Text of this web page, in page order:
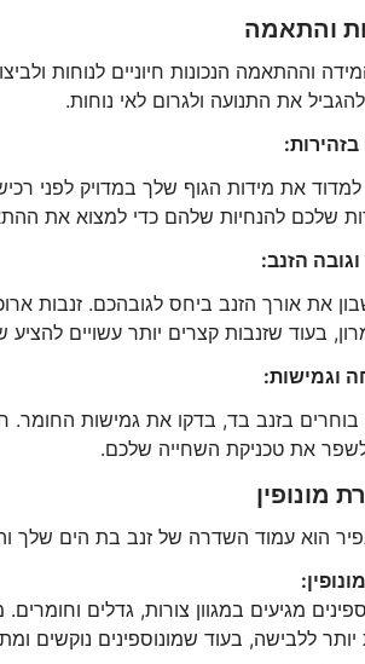
וההתאמה הנכונות חיוניים לנוחות
להגביל את התנועה ולגרום לאי נוחות.
בזהירות:
את מידות הגוף שלך במדויק לפני
שלכם להנחיות שלהם כדי למצוא את
הזנב:
את אורך הזנב ביחס לגובהכם. זנבות
בעוד שזנבות קצרים יותר עשויים להציע
וגמישות:
בזנב בד, בדקו את גמישות החומר.
את טכניקת השחייה שלכם.
הוא עמוד השדרה של זנב בת הים שלך
מגיעים במגוון צורות, גדלים
יותר ללבישה, בעוד שמונוספינים נוקשים